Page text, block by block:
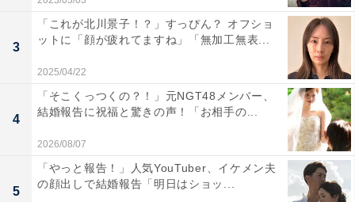
3
「これが北川景子！？」すっぴん？ オフショ
ットに「顔が疲れてますね」「無加工無表...
2025/04/22
4
「そこくっつくの？！」元NGT48メンバー、
結婚報告に祝福と驚きの声！「お相手の...
2026/08/07
5
「やっと報告！」人気YouTuber、イケメン夫
の顔出しで結婚報告「明日はショッ...